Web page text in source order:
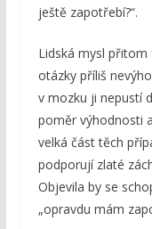
ještě zapotřebí?“.
Lidská mysl
otázky příliš
v mozku ji nepustí
poměr výhodnosti
velká část těch
podporují zlaté
Objevila by se
„opravdu mám